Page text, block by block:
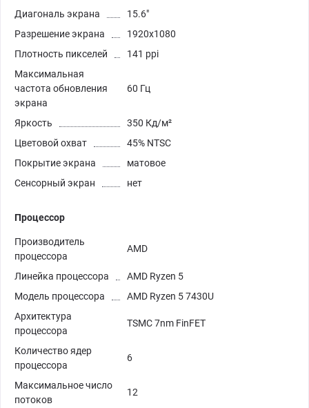
Диагональ экрана
15.6"
Разрешение экрана
1920x1080
Плотность пикселей
141 ppi
Максимальная
частота обновления
экрана
60 Гц
Яркость
350 Кд/м²
Цветовой охват
45% NTSC
Покрытие экрана
матовое
Сенсорный экран
нет
Процессор
Производитель
процессора
AMD
Линейка процессора
AMD Ryzen 5
Модель процессора
AMD Ryzen 5 7430U
Архитектура
процессора
TSMC 7nm FinFET
Количество ядер
процессора
6
Максимальное число
потоков
12